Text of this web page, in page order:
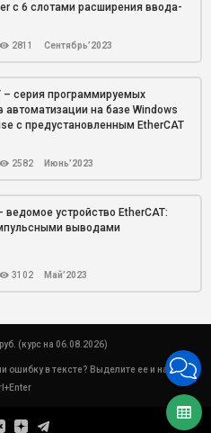
с 6 слотами расширения ввода-
2811 Сентябрь’2023
– серия программируемых
автоматизации на базе Windows
с предустановленным EtherCAT
2582 Июнь’2023
ведомое устройство EtherCAT:
выводами
3102 Май’2023
(курс на 06.08.2026)
ошибку в тексте? Выделите ее и нажмите